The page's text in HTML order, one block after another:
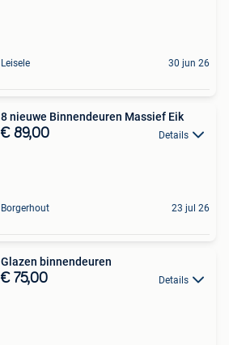
Leisele 30 jun 26
8 nieuwe Binnendeuren Massief Eik
€ 89,00 Details
Borgerhout 23 jul 26
Glazen binnendeuren
€ 75,00 Details